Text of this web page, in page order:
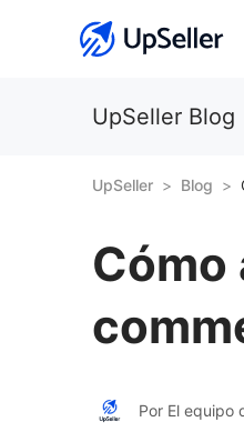
UpSeller Blog
UpSeller Blog
Cómo
Por El equipo